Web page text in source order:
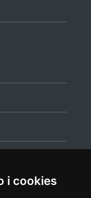
i cookies